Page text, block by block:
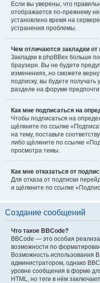
Если вы уверены, что
отображается по-прежнему
установлено время на
устранения проблемы.
Чем отличаются закладки от
Закладки в phpBBex больше
браузере. Вы не будете
изменениях, но сможете
подписку, вы будете
разделе на форуме
Как мне подписаться на
Чтобы подписаться на
щёлкните по ссылке
на тему, поставьте
либо щёлкните по ссылке
просмотра темы.
Как мне отказаться от
Для отказа от подписки
и щёлкните по ссылке
Создание сообщений
Что такое BBCode?
BBCode — это особая
возможности по
Возможность использования
администратором, однако
уровне сообщения в форме
HTML, но теги в нём